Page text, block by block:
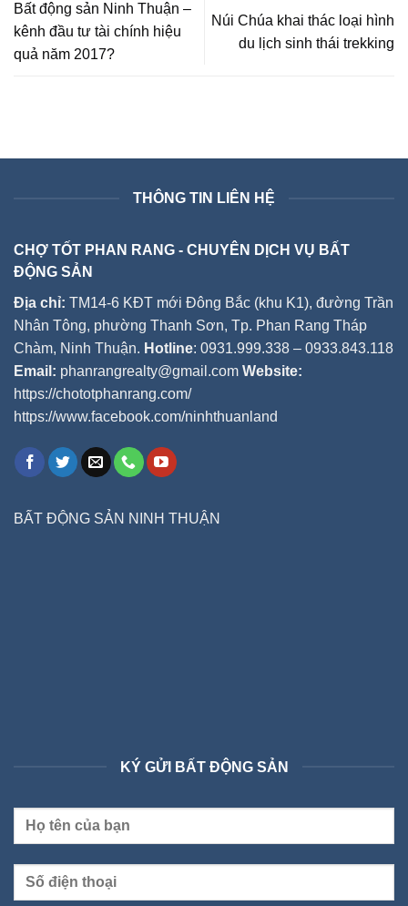
Bất động sản Ninh Thuận –
kênh đầu tư tài chính hiệu
quả năm 2017?
Núi Chúa khai thác loại hình
du lịch sinh thái trekking
THÔNG TIN LIÊN HỆ
CHỢ TỐT PHAN RANG - CHUYÊN DỊCH VỤ BẤT
ĐỘNG SẢN
Địa chỉ: TM14-6 KĐT mới Đông Bắc (khu K1), đường Trần
Nhân Tông, phường Thanh Sơn, Tp. Phan Rang Tháp
Chàm, Ninh Thuận. Hotline: 0931.999.338 – 0933.843.118
Email: phanrangrealty@gmail.com Website:
https://chototphanrang.com/
https://www.facebook.com/ninhthuanland
BẤT ĐỘNG SẢN NINH THUẬN
KÝ GỬI BẤT ĐỘNG SẢN